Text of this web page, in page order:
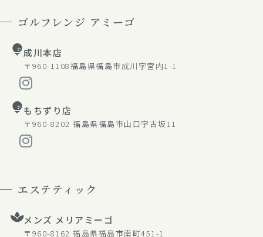
ゴルフレンジ アミーゴ
成川本店
〒960-1108福島県福島市成川字宮内1-1
もちずり店
〒960-8202 福島県福島市山口字古坂11
エステティック
メンズ メリアミーゴ
〒960-8162 福島県福島市南町451-1